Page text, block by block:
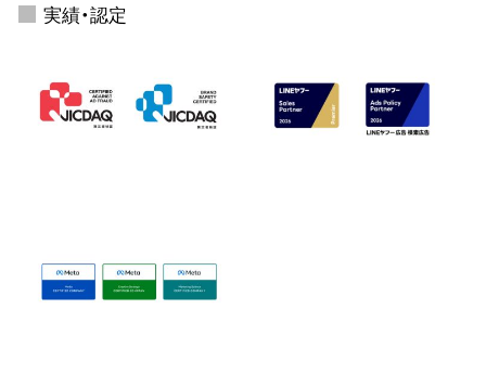
実績・認定